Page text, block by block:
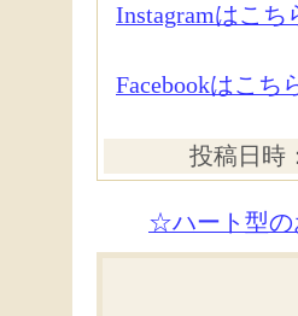
Instagramはこち
Facebookはこち
投稿日時
☆ハート型